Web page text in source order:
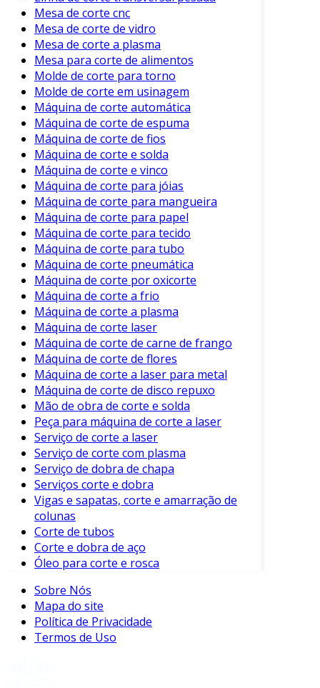
disso, garantem o funcionamento eficaz de
muitos dispositivos eletrônicos usados no dia a
dia.
Manutenção e Cuidados
É vital manter os componentes de ferrite
adequadamente. Aqui estão algumas práticas
recomendadas:
Armazenamento Adequado
os itens em ambientes secos e afastados
de umidade.
Evitar Impactos: O ferrite é suscetível a
fraturas, por isso o manuseio deve ser
cuidadoso.
Limpeza Regular : Utilize panos macios
para limpar a superfície, evitando
abrasivos.
Consequentemente, seguir essas práticas
ajudará a prolongar a vida útil dos
componentes de ferrite, assegurando seu
desempenho ótimo.
Conclusão
O corte de ferrite é um aspecto crucial da
fabricação de componentes eletrônicos. As
suas propriedades magnéticas, aliadas a
métodos de corte precisos, fazem do ferrite um
material inigualável para várias aplicações.
Portanto, escolher um fornecedor
especializado é essencial para garantir a
preparados. Com a crescente demanda por
tecnologia eficiente, a importância do corte de
ferrite só tende a aumentar, solidificando sua
Mesa de corte cnc
Mesa de corte de vidro
Mesa de corte a plasma
Mesa para corte de alimentos
Molde de corte para torno
Molde de corte em usinagem
Máquina de corte automática
Máquina de corte de espuma
Máquina de corte de fios
Máquina de corte e solda
Máquina de corte e vinco
Máquina de corte para jóias
Máquina de corte para mangueira
Máquina de corte para papel
Máquina de corte para tecido
Máquina de corte para tubo
Máquina de corte pneumática
Máquina de corte por oxicorte
Máquina de corte a frio
Máquina de corte a plasma
Máquina de corte laser
Máquina de corte de carne de frango
Máquina de corte de flores
Máquina de corte a laser para metal
Máquina de corte de disco repuxo
Mão de obra de corte e solda
Peça para máquina de corte a laser
Serviço de corte a laser
Serviço de corte com plasma
Serviço de dobra de chapa
Serviços corte e dobra
Vigas e sapatas, corte e amarração de
colunas
Corte de tubos
Corte e dobra de aço
Óleo para corte e rosca
Sobre Nós
Mapa do site
Política de Privacidade
Termos de Uso